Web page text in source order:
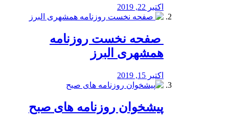
اکتبر 22, 2019
️ صفحه نخست روزنامه‌
همشهری البرز
اکتبر 15, 2019
پیشخوان روزنامه های صبح